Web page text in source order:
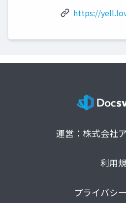
https://
運営：株式会社
利用
プライバシ